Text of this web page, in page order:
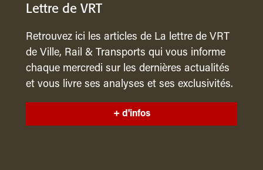
Lettre de VRT
Retrouvez ici les articles de La lettre de VRT
de Ville, Rail & Transports qui vous informe
chaque mercredi sur les dernières actualités
et vous livre ses analyses et ses exclusivités.
+ d'infos